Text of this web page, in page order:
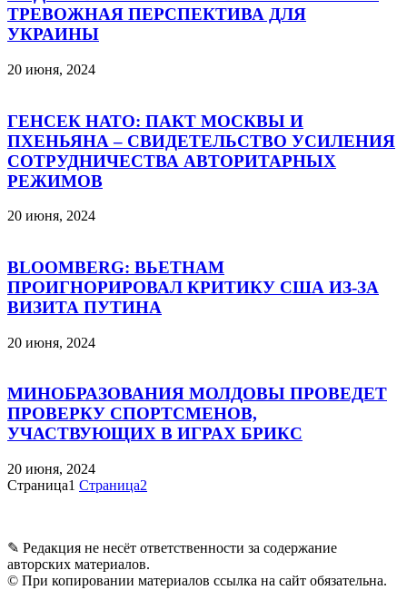
ТРЕВОЖНАЯ ПЕРСПЕКТИВА ДЛЯ
УКРАИНЫ
20 июня, 2024
ГЕНСЕК НАТО: ПАКТ МОСКВЫ И
ПХЕНЬЯНА – СВИДЕТЕЛЬСТВО УСИЛЕНИЯ
СОТРУДНИЧЕСТВА АВТОРИТАРНЫХ
РЕЖИМОВ
20 июня, 2024
BLOOMBERG: ВЬЕТНАМ
ПРОИГНОРИРОВАЛ КРИТИКУ США ИЗ-ЗА
ВИЗИТА ПУТИНА
20 июня, 2024
МИНОБРАЗОВАНИЯ МОЛДОВЫ ПРОВЕДЕТ
ПРОВЕРКУ СПОРТСМЕНОВ,
УЧАСТВУЮЩИХ В ИГРАХ БРИКС
20 июня, 2024
Страница1 Страница2
✎ Редакция не несёт ответственности за содержание
авторских материалов.
© При копировании материалов ссылка на сайт обязательна.